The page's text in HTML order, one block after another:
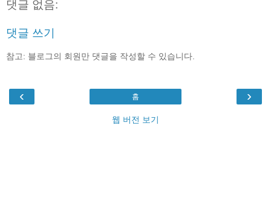
댓글 없음:
댓글 쓰기
참고: 블로그의 회원만 댓글을 작성할 수 있습니다.
‹ ›
홈
웹 버전 보기